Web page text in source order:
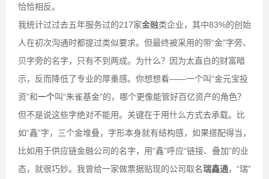
恰恰相反。
我统计过过去五年服务过的217家金融类企业，其中83%的创始
人在初次沟通时都提过类似要求。但最终被采用的带“金”字旁、
贝字旁的名字，只有不到两成。为什么？因为太直白的财富暗
示，反而降低了专业的厚重感。你想想看——一个叫“金元宝投
资”和一个叫“朱雀基金”的，哪个更像能管好百亿资产的角色？
但不是说这些字绝对不能用。关键在于用什么方式去承载。比
如“鑫”字，三个金堆叠，字形本身就有结构感，如果搭配得当，
比如用于供应链金融公司的名字，用“鑫”呼应“链接、叠加”的业
态，就很巧妙。我曾给一家做票据贴现的公司取名瑞鑫通，“瑞”